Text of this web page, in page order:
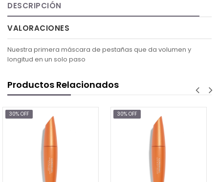
DESCRIPCIÓN
VALORACIONES
Nuestra primera máscara de pestañas que da volumen y
longitud en un solo paso
Productos Relacionados